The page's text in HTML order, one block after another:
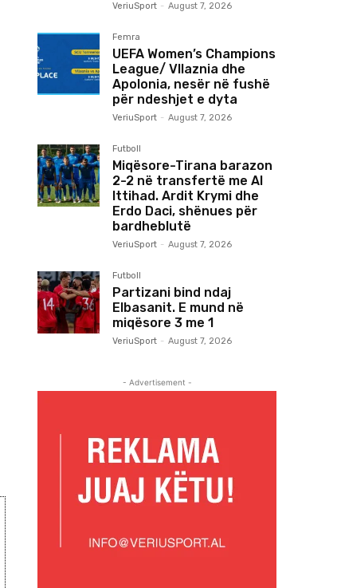
VeriuSport - August 7, 2026
Femra
UEFA Women’s Champions
League/ Vllaznia dhe
Apolonia, nesër në fushë
për ndeshjet e dyta
VeriuSport - August 7, 2026
Futboll
Miqësore-Tirana barazon
2-2 në transfertë me Al
Ittihad. Ardit Krymi dhe
Erdo Daci, shënues për
bardheblutë
VeriuSport - August 7, 2026
Futboll
Partizani bind ndaj
Elbasanit. E mund në
miqësore 3 me 1
VeriuSport - August 7, 2026
- Advertisement -